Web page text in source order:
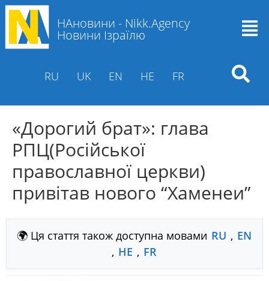
НАновини - Nikk.Agency
Новини Ізраїлю
RU UK EN HE FR
«Дорогий брат»: глава
РПЦ(Російської
православної церкви)
привітав нового “Хаменеи”
🌍 Ця стаття також доступна мовами RU , EN
, HE , FR